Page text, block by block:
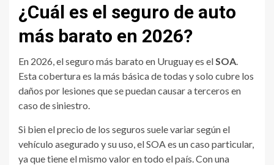
¿Cuál es el seguro de auto
más barato en 2026?
En 2026, el seguro más barato en Uruguay es el SOA
Esta cobertura es la más básica de todas y solo cubre los
daños por lesiones que se puedan causar a terceros en
caso de siniestro.
Si bien el precio de los seguros suele variar según el
vehículo asegurado y su uso, el SOA es un caso particular,
ya que tiene el mismo valor en todo el país. Con una